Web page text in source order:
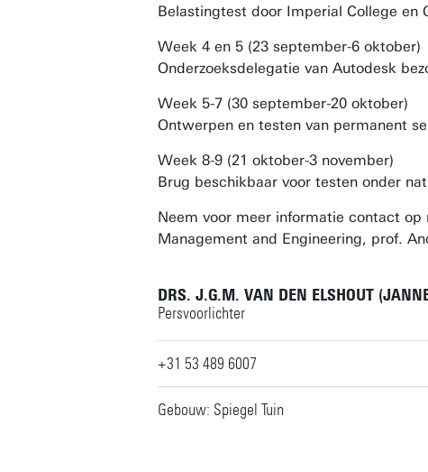
Belastingtest door Imperial College en
Week 4 en 5 (23 september-6 oktober)
Onderzoeksdelegatie van Autodesk
Week 5-7 (30 september-20 oktober)
Ontwerpen en testen van permanent
Week 8-9 (21 oktober-3 november)
Brug beschikbaar voor testen onder
Neem voor meer informatie contact
Management and Engineering, prof.
DRS. J.G.M. VAN DEN ELSHOUT
Persvoorlichter
+31 53 489 6007
Gebouw: Spiegel Tuin